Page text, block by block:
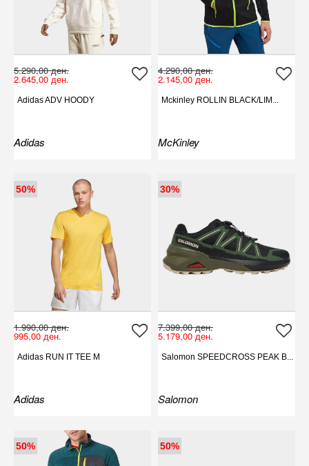
5.290,00 ден.
2.645,00 ден.
Adidas ADV HOODY
Adidas
4.290,00 ден.
2.145,00 ден.
Mckinley ROLLIN BLACK/LIM...
McKinley
50%
1.990,00 ден.
995,00 ден.
Adidas RUN IT TEE M
Adidas
30%
7.399,00 ден.
5.179,00 ден.
Salomon SPEEDCROSS PEAK B...
Salomon
50% 50%